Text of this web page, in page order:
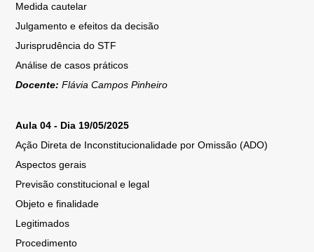
Medida cautelar
Julgamento e efeitos da decisão
Jurisprudência do STF
Análise de casos práticos
Docente:Flávia Campos Pinheiro
Aula 04 - Dia 19/05/2025
Ação Direta de Inconstitucionalidade por Omissão (ADO)
Aspectos gerais
Previsão constitucional e legal
Objeto e finalidade
Legitimados
Procedimento